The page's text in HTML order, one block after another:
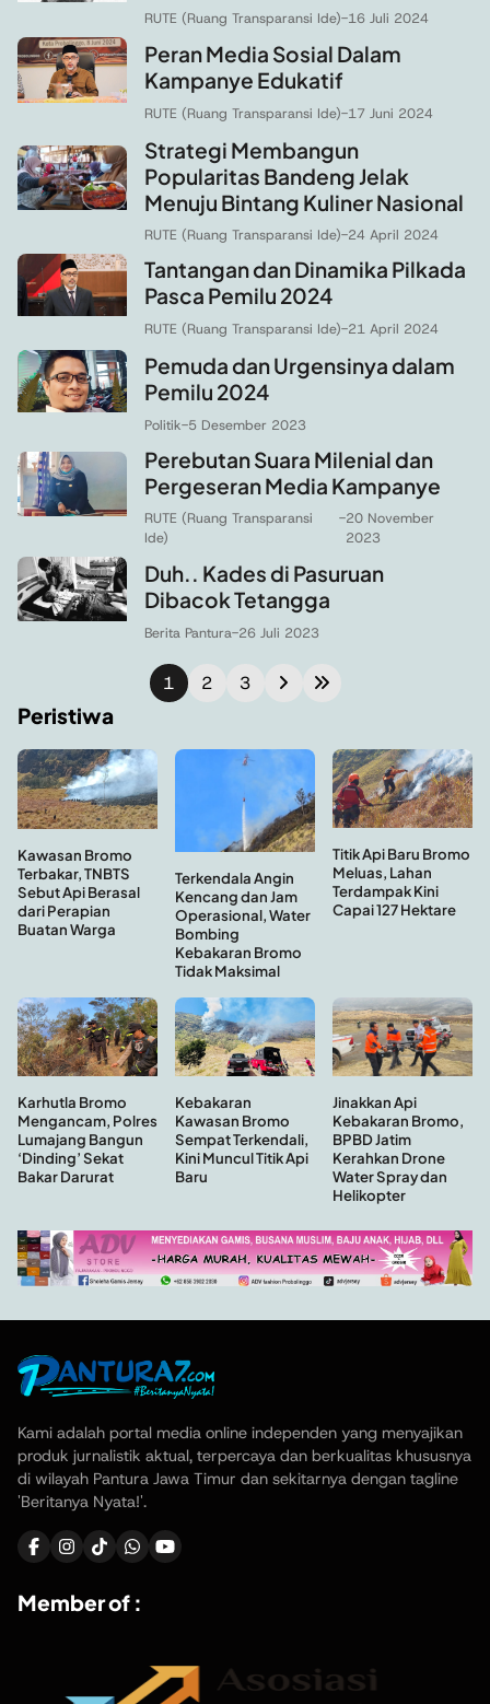
RUTE (Ruang Transparansi Ide)-16 Juli 2024
Peran Media Sosial Dalam
Kampanye Edukatif
RUTE (Ruang Transparansi Ide)-17 Juni 2024
Strategi Membangun
Popularitas Bandeng Jelak
Menuju Bintang Kuliner Nasional
RUTE (Ruang Transparansi Ide)-24 April 2024
Tantangan dan Dinamika Pilkada
Pasca Pemilu 2024
RUTE (Ruang Transparansi Ide)-21 April 2024
Pemuda dan Urgensinya dalam
Pemilu 2024
Politik-5 Desember 2023
Perebutan Suara Milenial dan
Pergeseran Media Kampanye
RUTE (Ruang Transparansi
Ide)
-20 November
2023
Duh.. Kades di Pasuruan
Dibacok Tetangga
Berita Pantura-26 Juli 2023
1 2 3
Peristiwa
Kawasan Bromo
Terbakar, TNBTS
Sebut Api Berasal
dari Perapian
Buatan Warga
Terkendala Angin
Kencang dan Jam
Operasional, Water
Bombing
Kebakaran Bromo
Tidak Maksimal
Titik Api Baru Bromo
Meluas, Lahan
Terdampak Kini
Capai 127 Hektare
Karhutla Bromo
Mengancam, Polres
Lumajang Bangun
‘Dinding’ Sekat
Bakar Darurat
Kebakaran
Kawasan Bromo
Sempat Terkendali,
Kini Muncul Titik Api
Baru
Jinakkan Api
Kebakaran Bromo,
BPBD Jatim
Kerahkan Drone
Water Spray dan
Helikopter
Kami adalah portal media online independen yang menyajikan
produk jurnalistik aktual, terpercaya dan berkualitas khususnya
di wilayah Pantura Jawa Timur dan sekitarnya dengan tagline
'Beritanya Nyata!'.
Member of :